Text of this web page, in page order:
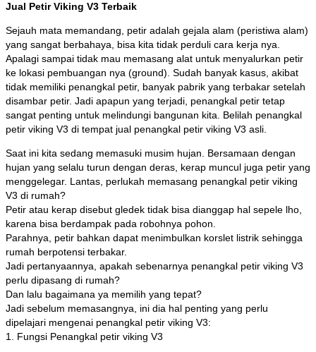
Jual Petir Viking V3 Terbaik
Sejauh mata memandang, petir adalah gejala alam (peristiwa alam)
yang sangat berbahaya, bisa kita tidak perduli cara kerja nya.
Apalagi sampai tidak mau memasang alat untuk menyalurkan petir
ke lokasi pembuangan nya (ground). Sudah banyak kasus, akibat
tidak memiliki penangkal petir, banyak pabrik yang terbakar setelah
disambar petir. Jadi apapun yang terjadi, penangkal petir tetap
sangat penting untuk melindungi bangunan kita. Belilah penangkal
petir viking V3 di tempat jual penangkal petir viking V3 asli.
Saat ini kita sedang memasuki musim hujan. Bersamaan dengan
hujan yang selalu turun dengan deras, kerap muncul juga petir yang
menggelegar. Lantas, perlukah memasang penangkal petir viking
V3 di rumah?
Petir atau kerap disebut gledek tidak bisa dianggap hal sepele lho,
karena bisa berdampak pada robohnya pohon.
Parahnya, petir bahkan dapat menimbulkan korslet listrik sehingga
rumah berpotensi terbakar.
Jadi pertanyaannya, apakah sebenarnya penangkal petir viking V3
perlu dipasang di rumah?
Dan lalu bagaimana ya memilih yang tepat?
Jadi sebelum memasangnya, ini dia hal penting yang perlu
dipelajari mengenai penangkal petir viking V3:
1. Fungsi Penangkal petir viking V3